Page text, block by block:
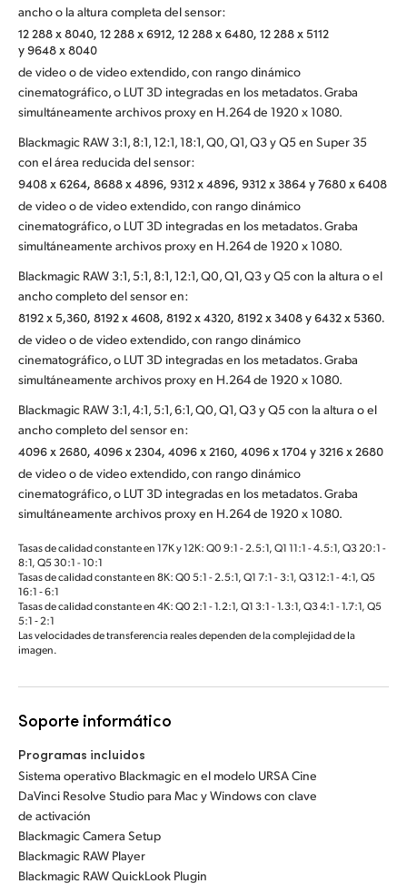
ancho o la altura completa del sensor:
12 288 x 8040, 12 288 x 6912, 12 288 x 6480, 12 288 x 5112
y 9648 x 8040
de video o de video extendido, con rango dinámico
cinematográfico, o LUT 3D integradas en los metadatos. Graba
simultáneamente archivos proxy en H.264 de 1920 x 1080.
Blackmagic RAW 3:1, 8:1, 12:1, 18:1, Q0, Q1, Q3 y Q5 en Super 35
con el área reducida del sensor:
9408 x 6264, 8688 x 4896, 9312 x 4896, 9312 x 3864 y 7680 x 6408
de video o de video extendido, con rango dinámico
cinematográfico, o LUT 3D integradas en los metadatos. Graba
simultáneamente archivos proxy en H.264 de 1920 x 1080.
Blackmagic RAW 3:1, 5:1, 8:1, 12:1, Q0, Q1, Q3 y Q5 con la altura o el
ancho completo del sensor en:
8192 x 5,360, 8192 x 4608, 8192 x 4320, 8192 x 3408 y 6432 x 5360.
de video o de video extendido, con rango dinámico
cinematográfico, o LUT 3D integradas en los metadatos. Graba
simultáneamente archivos proxy en H.264 de 1920 x 1080.
Blackmagic RAW 3:1, 4:1, 5:1, 6:1, Q0, Q1, Q3 y Q5 con la altura o el
ancho completo del sensor en:
4096 x 2680, 4096 x 2304, 4096 x 2160, 4096 x 1704 y 3216 x 2680
de video o de video extendido, con rango dinámico
cinematográfico, o LUT 3D integradas en los metadatos. Graba
simultáneamente archivos proxy en H.264 de 1920 x 1080.
Tasas de calidad constante en 17K y 12K: Q0 9:1 - 2.5:1, Q1 11:1 - 4.5:1, Q3 20:1 -
8:1, Q5 30:1 - 10:1
Tasas de calidad constante en 8K: Q0 5:1 - 2.5:1, Q1 7:1 - 3:1, Q3 12:1 - 4:1, Q5
16:1 ‑ 6:1
Tasas de calidad constante en 4K: Q0 2:1 - 1.2:1, Q1 3:1 - 1.3:1, Q3 4:1 - 1.7:1, Q5
5:1 ‑ 2:1
Las velocidades de transferencia reales dependen de la complejidad de la
imagen.
Soporte informático
Programas incluidos
Sistema operativo Blackmagic en el modelo URSA Cine
DaVinci Resolve Studio para Mac y Windows con clave
de activación
Blackmagic Camera Setup
Blackmagic RAW Player
Blackmagic RAW QuickLook Plugin